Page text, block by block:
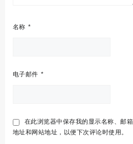
名称*
电子邮件 *
在此浏览器中保存我的显示名称、邮箱
地址和网站地址，以便下次评论时使用。